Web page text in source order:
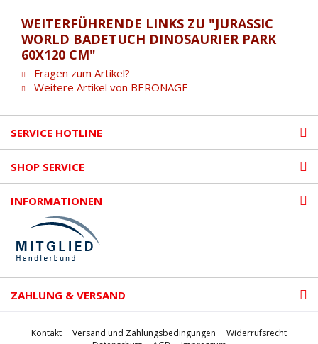
WEITERFÜHRENDE LINKS ZU "JURASSIC
WORLD BADETUCH DINOSAURIER PARK
60X120 CM"
Fragen zum Artikel?
Weitere Artikel von BERONAGE
SERVICE HOTLINE
SHOP SERVICE
INFORMATIONEN
ZAHLUNG & VERSAND
Kontakt Versand und Zahlungsbedingungen
Widerrufsrecht